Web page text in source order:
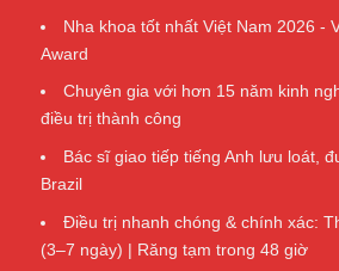
Nha khoa tốt nhất Việt Nam 2026 -
Award
Chuyên gia với hơn 15 năm kinh
điều trị thành công
Bác sĩ giao tiếp tiếng Anh lưu loát,
Brazil
Điều trị nhanh chóng & chính xác:
(3–7 ngày) | Răng tạm trong 48 giờ